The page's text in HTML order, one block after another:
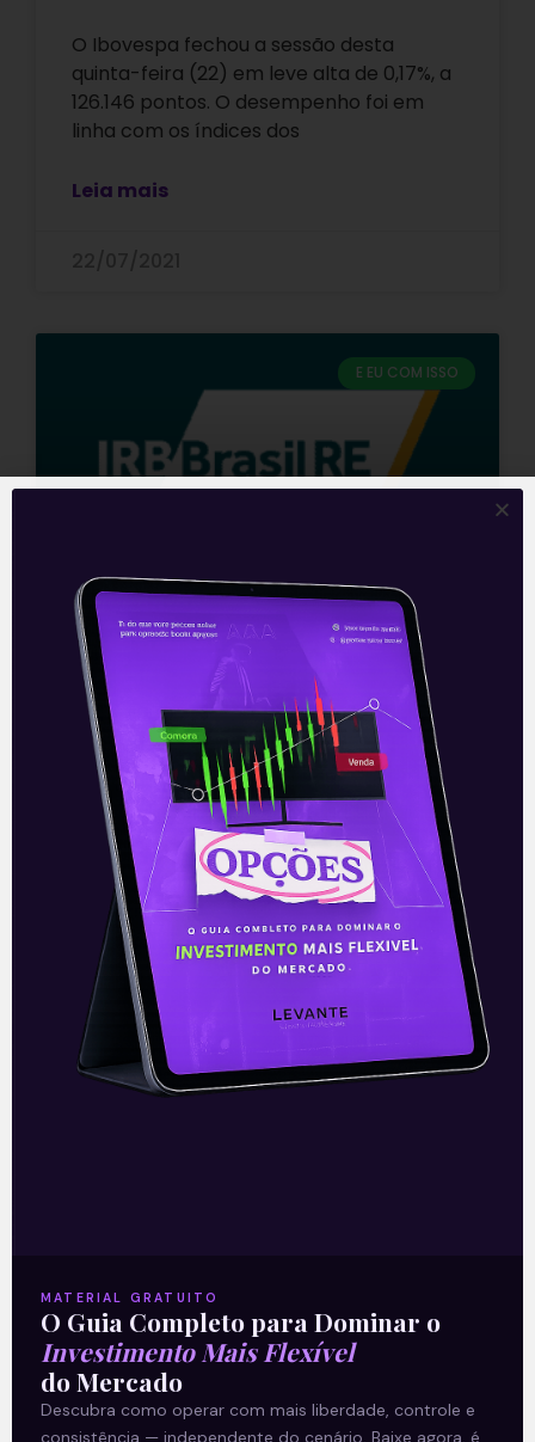
O Ibovespa fechou a sessão desta
quinta-feira (22) em leve alta de 0,17%, a
126.146 pontos. O desempenho foi em
linha com os índices dos
Leia mais
E EU COM ISSO
IRB Brasil (IRBR3): Resultado do
4T20
A empresa de resseguros IRB Brasil RE
(IRBR3) divulgou na noite da última
quinta-feira (18) seus números
referentes ao quarto trimestre de 2020.
Devido aos
Leia mais
19/02/2021
IRB Brasil (IRBR3): o resultado
trimestral mais aguardado da
MATERIAL GRATUITO
O Guia Completo para Dominar o
Investimento Mais Flexível
do Mercado
Descubra como operar com mais liberdade, controle e
consistência — independente do cenário. Baixe agora, é